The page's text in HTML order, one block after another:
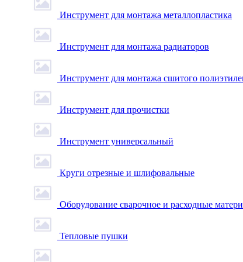
Инструмент для монтажа металлопластика
Инструмент для монтажа радиаторов
Инструмент для монтажа сшитого
Инструмент для прочистки
Инструмент универсальный
Круги отрезные и шлифовальные
Оборудование сварочное и расходные
Тепловые пушки